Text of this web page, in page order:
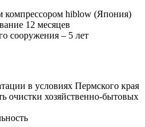
компрессором hiblow (Япония)
12 месяцев
сооружения – 5 лет
в условиях Пермского края
очистки хозяйственно-бытовых